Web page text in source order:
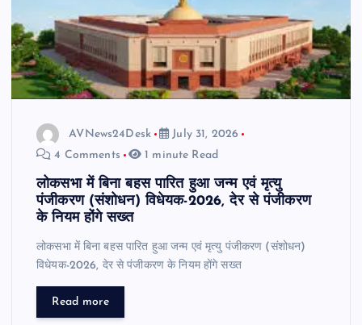
AVNews24Desk
July 31, 2026
4 Comments
1 minute Read
लोकसभा में बिना बहस पारित हुआ जन्म एवं मृत्यु
पंजीकरण (संशोधन) विधेयक-2026, देर से पंजीकरण
के नियम होंगे सख्त
लोकसभा में बिना बहस पारित हुआ जन्म एवं मृत्यु पंजीकरण (संशोधन)
विधेयक-2026, देर से पंजीकरण के नियम होंगे सख्त
Read more